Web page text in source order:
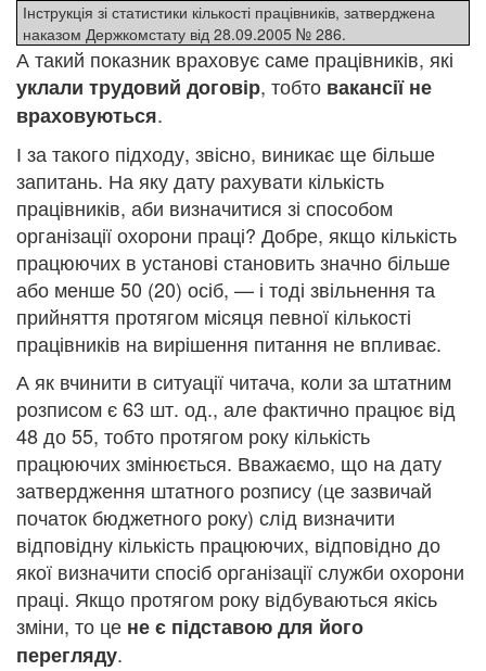
Інструкція зі статистики кількості працівників, затверджена
наказом Держкомстату від 28.09.2005 № 286.
А такий показник враховує саме працівників, які
уклали трудовий договір, тобто вакансії не
враховуються.
І за такого підходу, звісно, виникає ще більше
запитань. На яку дату рахувати кількість
працівників, аби визначитися зі способом
організації охорони праці? Добре, якщо кількість
працюючих в установі становить значно більше
або менше 50 (20) осіб, — і тоді звільнення та
прийняття протягом місяця певної кількості
працівників на вирішення питання не впливає.
А як вчинити в ситуації читача, коли за штатним
розписом є 63 шт. од., але фактично працює від
48 до 55, тобто протягом року кількість
працюючих змінюється. Вважаємо, що на дату
затвердження штатного розпису (це зазвичай
початок бюджетного року) слід визначити
відповідну кількість працюючих, відповідно до
якої визначити спосіб організації служби охорони
праці. Якщо протягом року відбуваються якісь
зміни, то це не є підставою для його
перегляду.